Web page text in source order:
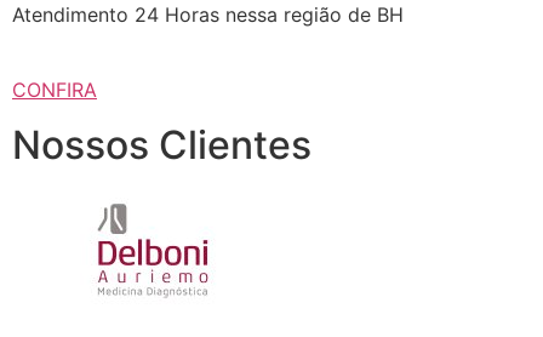
Atendimento 24 Horas nessa região de BH
CONFIRA
Nossos Clientes